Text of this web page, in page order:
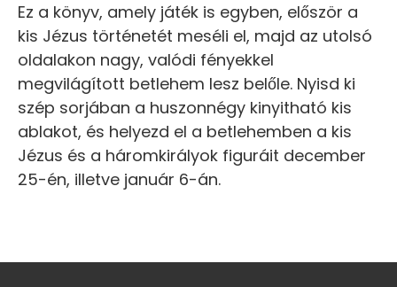
Ez a könyv, amely játék is egyben, először a
kis Jézus történetét meséli el, majd az utolsó
oldalakon nagy, valódi fényekkel
megvilágított betlehem lesz belőle. Nyisd ki
szép sorjában a huszonnégy kinyitható kis
ablakot, és helyezd el a betlehemben a kis
Jézus és a háromkirályok figuráit december
25-én, illetve január 6-án.